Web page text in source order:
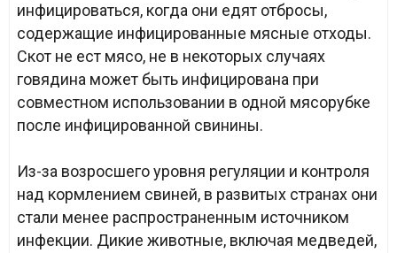
инфицироваться, когда они едят отбросы,
содержащие инфицированные мясные отходы.
Скот не ест мясо, не в некоторых случаях
говядина может быть инфицирована при
совместном использовании в одной мясорубке
после инфицированной свинины.
Из-за возросшего уровня регуляции и контроля
над кормлением свиней, в развитых странах они
стали менее распространенным источником
инфекции. Дикие животные, включая медведей,